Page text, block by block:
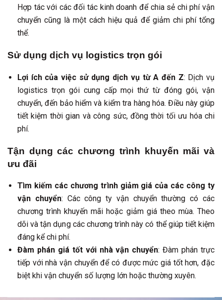
Hợp tác với các đối tác kinh doanh để chia sẻ chi phí vận
chuyển cũng là một cách hiệu quả để giảm chi phí tổng
thể.
Sử dụng dịch vụ logistics trọn gói
Lợi ích của việc sử dụng dịch vụ từ A đến Z: Dịch vụ
logistics trọn gói cung cấp mọi thứ từ đóng gói, vận
chuyển, đến bảo hiểm và kiểm tra hàng hóa. Điều này giúp
tiết kiệm thời gian và công sức, đồng thời tối ưu hóa chi
phí.
Tận dụng các chương trình khuyến mãi và
ưu đãi
Tìm kiếm các chương trình giảm giá của các công ty
vận chuyển: Các công ty vận chuyển thường có các
chương trình khuyến mãi hoặc giảm giá theo mùa. Theo
dõi và tận dụng các chương trình này có thể giúp tiết kiệm
đáng kể chi phí.
Đàm phán giá tốt với nhà vận chuyển: Đàm phán trực
tiếp với nhà vận chuyển để có được mức giá tốt hơn, đặc
biệt khi vận chuyển số lượng lớn hoặc thường xuyên.